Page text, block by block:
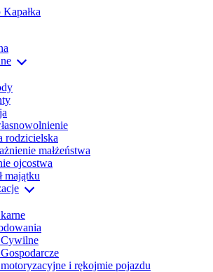
rodzicielska
małżeństwa
ojcostwa
majątku
i rękojmie pojazdu